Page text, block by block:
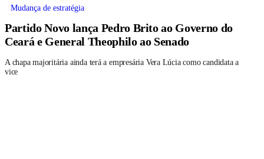
Mudança de estratégia
Partido Novo lança Pedro Brito ao Governo do
Ceará e General Theophilo ao Senado
A chapa majoritária ainda terá a empresária Vera Lúcia como candidata a
vice